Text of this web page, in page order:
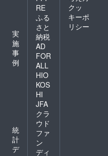
実
施
事
例
統
計
デ
RE
ふる
さと
納税
AD
FOR
ALL
HIO
KOS
HI
JFA
クラ
ウド
ファ
ン
ディ
クッ
キーポ
リシー